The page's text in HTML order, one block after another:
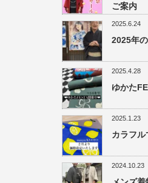
ご案内
2025.6.24
2025年
2025.4.28
ゆかた
2025.1.23
カラフ
2024.10.23